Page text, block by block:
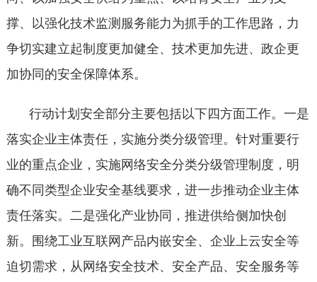
撑、以强化技术监测服务能力为抓手的工作思路，力
争切实建立起制度更加健全、技术更加先进、政企更
加协同的安全保障体系。
行动计划安全部分主要包括以下四方面工作。一是
落实企业主体责任，实施分类分级管理。针对重要行
业的重点企业，实施网络安全分类分级管理制度，明
确不同类型企业安全基线要求，进一步推动企业主体
责任落实。二是强化产业协同，推进供给侧加快创
新。围绕工业互联网产品内嵌安全、企业上云安全等
迫切需求，从网络安全技术、安全产品、安全服务等